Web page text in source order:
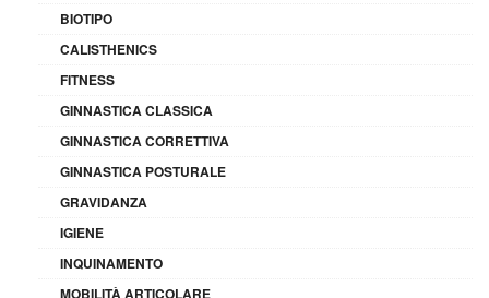
BIOTIPO
CALISTHENICS
FITNESS
GINNASTICA CLASSICA
GINNASTICA CORRETTIVA
GINNASTICA POSTURALE
GRAVIDANZA
IGIENE
INQUINAMENTO
MOBILITÀ ARTICOLARE